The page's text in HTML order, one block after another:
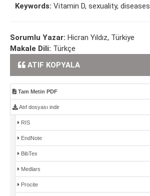
Keywords: Vitamin D, sexuality, diseases
Sorumlu Yazar: Hicran Yıldız, Türkiye
Makale Dili: Türkçe
ATIF KOPYALA
Tam Metin PDF
Atıf dosyası indir
RIS
EndNote
BibTex
Medlars
Procite